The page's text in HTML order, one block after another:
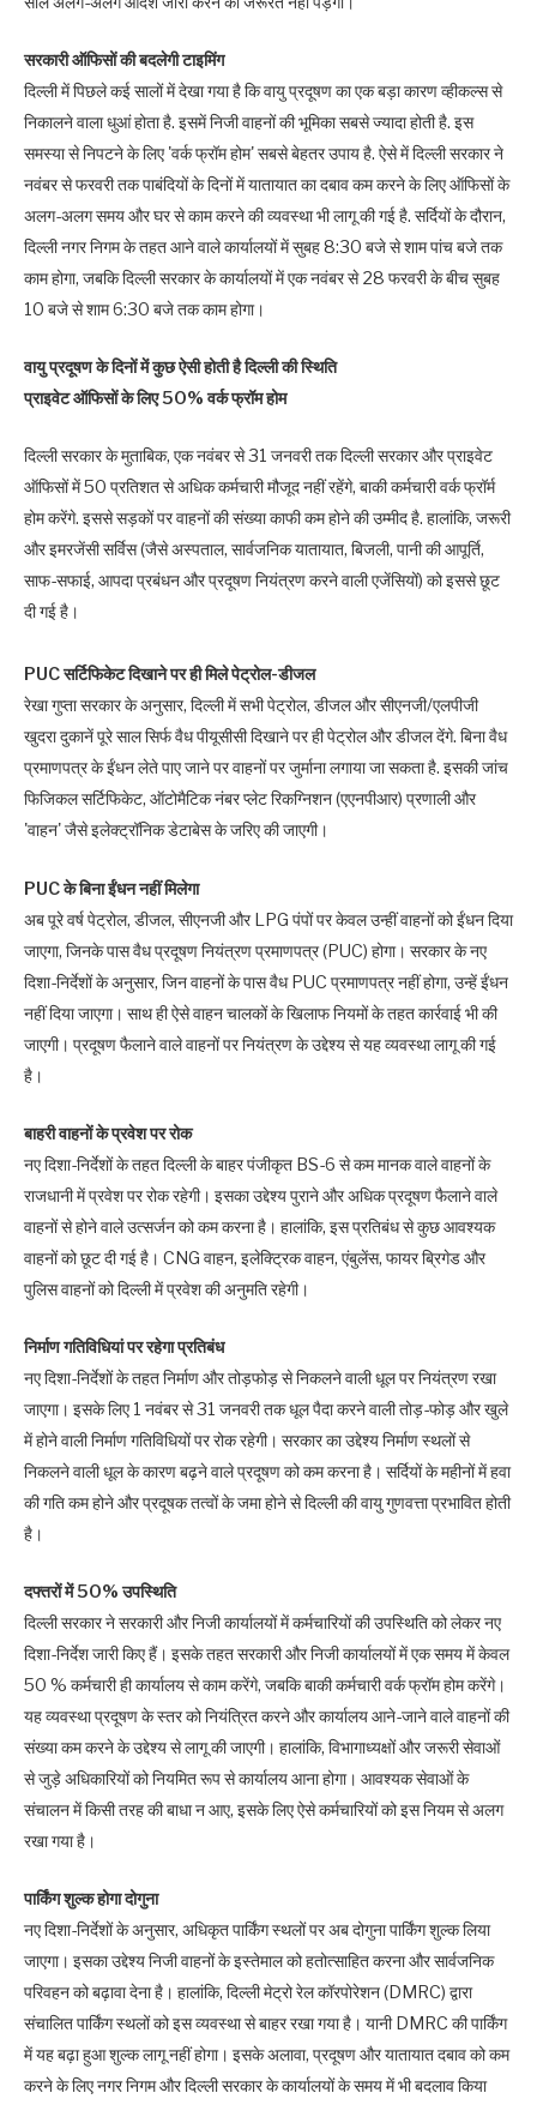
सरकारी ऑफिसों की बदलेगी टाइमिंग
दिल्‍ली में पिछले कई सालों में देखा गया है कि वायु प्रदूषण का एक बड़ा कारण व्‍हीकल्‍स से
निकालने वाला धुआं होता है. इसमें निजी वाहनों की भूमिका सबसे ज्‍यादा होती है. इस
समस्‍या से निपटने के लिए 'वर्क फ्रॉम होम' सबसे बेहतर उपाय है. ऐसे में दिल्‍ली सरकार ने
नवंबर से फरवरी तक पाबंदियों के दिनों में यातायात का दबाव कम करने के लिए ऑफिसों के
अलग-अलग समय और घर से काम करने की व्यवस्था भी लागू की गई है. सर्दियों के दौरान,
दिल्ली नगर निगम के तहत आने वाले कार्यालयों में सुबह 8:30 बजे से शाम पांच बजे तक
काम होगा, जबकि दिल्ली सरकार के कार्यालयों में एक नवंबर से 28 फरवरी के बीच सुबह
10 बजे से शाम 6:30 बजे तक काम होगा।
वायु प्रदूषण के दिनों में कुछ ऐसी होती है दिल्‍ली की स्थिति
प्राइवेट ऑफिसों के लिए 50% वर्क फ्रॉम होम
दिल्‍ली सरकार के मुताबिक, एक नवंबर से 31 जनवरी तक दिल्ली सरकार और प्राइवेट
ऑफिसों में 50 प्रतिशत से अधिक कर्मचारी मौजूद नहीं रहेंगे, बाकी कर्मचारी वर्क फ्रॉर्म
होम करेंगे. इससे सड़कों पर वाहनों की संख्‍या काफी कम होने की उम्‍मीद है. हालांकि, जरूरी
और इमरजेंसी सर्विस (जैसे अस्पताल, सार्वजनिक यातायात, बिजली, पानी की आपूर्ति,
साफ-सफाई, आपदा प्रबंधन और प्रदूषण नियंत्रण करने वाली एजेंसियों) को इससे छूट
दी गई है।
PUC सर्टिफिकेट दिखाने पर ही मिले पेट्रोल-डीजल
रेखा गुप्‍ता सरकार के अनुसार, दिल्ली में सभी पेट्रोल, डीजल और सीएनजी/एलपीजी
खुदरा दुकानें पूरे साल सिर्फ वैध पीयूसीसी दिखाने पर ही पेट्रोल और डीजल देंगे. बिना वैध
प्रमाणपत्र के ईंधन लेते पाए जाने पर वाहनों पर जुर्माना लगाया जा सकता है. इसकी जांच
फिजिकल सर्टिफिकेट, ऑटोमैटिक नंबर प्लेट रिकग्निशन (एएनपीआर) प्रणाली और
'वाहन' जैसे इलेक्ट्रॉनिक डेटाबेस के जरिए की जाएगी।
PUC के बिना ईंधन नहीं मिलेगा
अब पूरे वर्ष पेट्रोल, डीजल, सीएनजी और LPG पंपों पर केवल उन्हीं वाहनों को ईंधन दिया
जाएगा, जिनके पास वैध प्रदूषण नियंत्रण प्रमाणपत्र (PUC) होगा। सरकार के नए
दिशा-निर्देशों के अनुसार, जिन वाहनों के पास वैध PUC प्रमाणपत्र नहीं होगा, उन्हें ईंधन
नहीं दिया जाएगा। साथ ही ऐसे वाहन चालकों के खिलाफ नियमों के तहत कार्रवाई भी की
जाएगी। प्रदूषण फैलाने वाले वाहनों पर नियंत्रण के उद्देश्य से यह व्यवस्था लागू की गई
है।
बाहरी वाहनों के प्रवेश पर रोक
नए दिशा-निर्देशों के तहत दिल्ली के बाहर पंजीकृत BS-6 से कम मानक वाले वाहनों के
राजधानी में प्रवेश पर रोक रहेगी। इसका उद्देश्य पुराने और अधिक प्रदूषण फैलाने वाले
वाहनों से होने वाले उत्सर्जन को कम करना है। हालांकि, इस प्रतिबंध से कुछ आवश्यक
वाहनों को छूट दी गई है। CNG वाहन, इलेक्ट्रिक वाहन, एंबुलेंस, फायर ब्रिगेड और
पुलिस वाहनों को दिल्ली में प्रवेश की अनुमति रहेगी।
निर्माण गतिविधियां पर रहेगा प्रतिबंध
नए दिशा-निर्देशों के तहत निर्माण और तोड़फोड़ से निकलने वाली धूल पर नियंत्रण रखा
जाएगा। इसके लिए 1 नवंबर से 31 जनवरी तक धूल पैदा करने वाली तोड़-फोड़ और खुले
में होने वाली निर्माण गतिविधियों पर रोक रहेगी। सरकार का उद्देश्य निर्माण स्थलों से
निकलने वाली धूल के कारण बढ़ने वाले प्रदूषण को कम करना है। सर्दियों के महीनों में हवा
की गति कम होने और प्रदूषक तत्वों के जमा होने से दिल्ली की वायु गुणवत्ता प्रभावित होती
है।
दफ्तरों में 50% उपस्थिति
दिल्ली सरकार ने सरकारी और निजी कार्यालयों में कर्मचारियों की उपस्थिति को लेकर नए
दिशा-निर्देश जारी किए हैं। इसके तहत सरकारी और निजी कार्यालयों में एक समय में केवल
50 % कर्मचारी ही कार्यालय से काम करेंगे, जबकि बाकी कर्मचारी वर्क फ्रॉम होम करेंगे।
यह व्यवस्था प्रदूषण के स्तर को नियंत्रित करने और कार्यालय आने-जाने वाले वाहनों की
संख्या कम करने के उद्देश्य से लागू की जाएगी। हालांकि, विभागाध्यक्षों और जरूरी सेवाओं
से जुड़े अधिकारियों को नियमित रूप से कार्यालय आना होगा। आवश्यक सेवाओं के
संचालन में किसी तरह की बाधा न आए, इसके लिए ऐसे कर्मचारियों को इस नियम से अलग
रखा गया है।
पार्किंग शुल्क होगा दोगुना
नए दिशा-निर्देशों के अनुसार, अधिकृत पार्किंग स्थलों पर अब दोगुना पार्किंग शुल्क लिया
जाएगा। इसका उद्देश्य निजी वाहनों के इस्तेमाल को हतोत्साहित करना और सार्वजनिक
परिवहन को बढ़ावा देना है। हालांकि, दिल्ली मेट्रो रेल कॉरपोरेशन (DMRC) द्वारा
संचालित पार्किंग स्थलों को इस व्यवस्था से बाहर रखा गया है। यानी DMRC की पार्किंग
में यह बढ़ा हुआ शुल्क लागू नहीं होगा। इसके अलावा, प्रदूषण और यातायात दबाव को कम
करने के लिए नगर निगम और दिल्ली सरकार के कार्यालयों के समय में भी बदलाव किया